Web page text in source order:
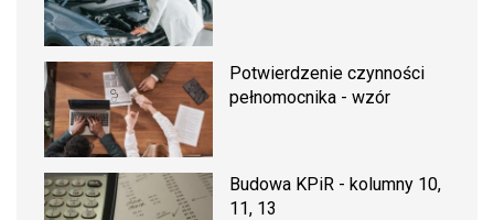
Potwierdzenie czynności
pełnomocnika - wzór
Budowa KPiR - kolumny 10,
11, 13